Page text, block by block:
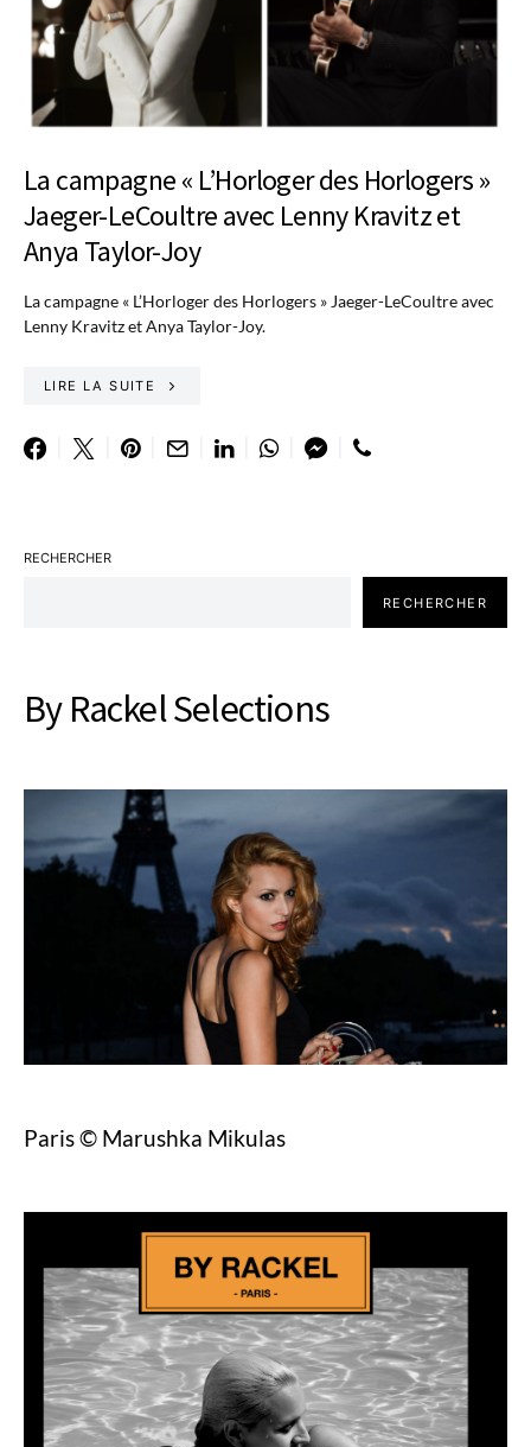
La campagne « L’Horloger des Horlogers »
Jaeger-LeCoultre avec Lenny Kravitz et
Anya Taylor-Joy
La campagne « L’Horloger des Horlogers » Jaeger-LeCoultre avec
Lenny Kravitz et Anya Taylor-Joy.
LIRE LA SUITE
RECHERCHER
RECHERCHER
By Rackel Selections
Paris © Marushka Mikulas